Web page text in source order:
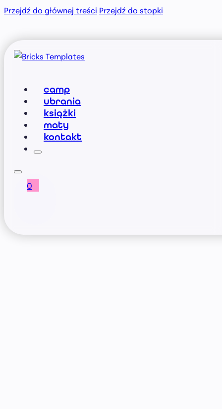
Przejdź do głównej treści Przejdź do stopki
camp
ubrania
książki
maty
kontakt
0